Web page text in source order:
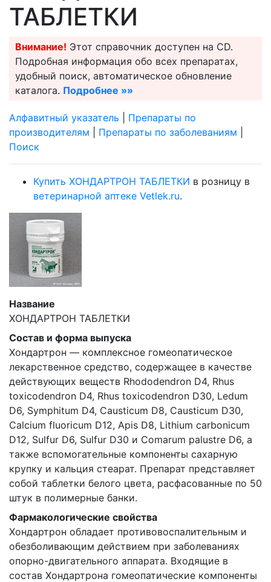
ТАБЛЕТКИ
Внимание! Этот справочник доступен на CD.
Подробная информация обо всех препаратах,
удобный поиск, автоматическое обновление
каталога. Подробнее »»
Алфавитный указатель
Препараты по
производителям
Препараты по заболеваниям
Поиск
Купить ХОНДАРТРОН ТАБЛЕТКИ в розницу в
ветеринарной аптеке Vetlek.ru.
Название
ХОНДАРТРОН ТАБЛЕТКИ
Состав и форма выпуска
Хондартрон — комплексное гомеопатическое
лекарственное средство, содержащее в качестве
действующих веществ Rhododendron D4, Rhus
toxicodendron D4, Rhus toxicodendron D30, Ledum
D6, Symphitum D4, Causticum D8, Causticum D30,
Calcium fluoricum D12, Apis D8, Lithium carbonicum
D12, Sulfur D6, Sulfur D30 и Comarum palustre D6, а
также вспомогательные компоненты сахарную
крупку и кальция стеарат. Препарат представляет
собой таблетки белого цвета, расфасованные по 50
штук в полимерные банки.
Фармакологические свойства
Хондартрон обладает противовоспалительным и
обезболивающим действием при заболеваниях
опорно-двигательного аппарата. Входящие в
состав Хондартрона гомеопатические компоненты